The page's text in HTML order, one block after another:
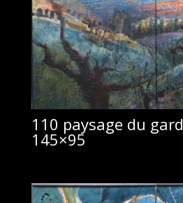
110 paysage du
145×95